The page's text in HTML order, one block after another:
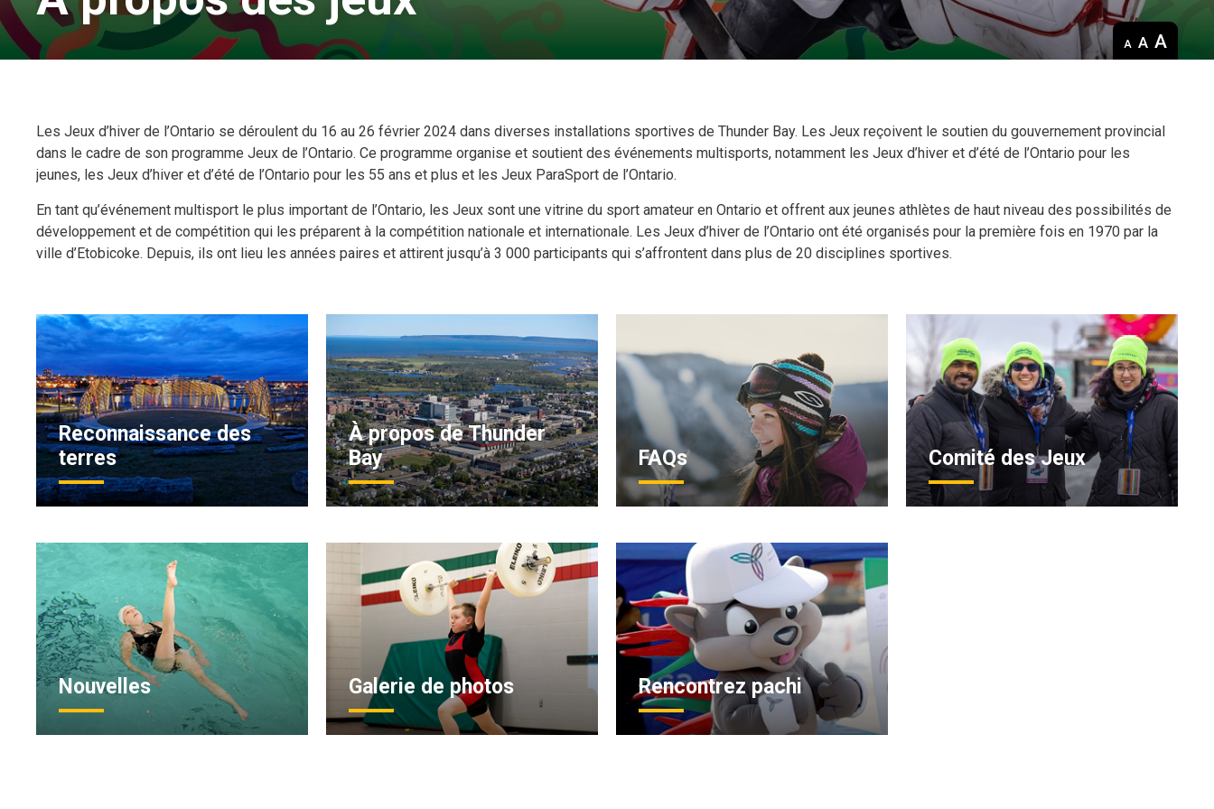
Decrease
text
Default
text
Increase
text
Les Jeux d’hiver de l’Ontario se déroulent du 16 au 26 février 2024 dans diverses installations sportives de Thunder Bay. Les Jeux reçoivent le soutien du gouvernement provincial
dans le cadre de son programme Jeux de l’Ontario. Ce programme organise et soutient des événements multisports, notamment les Jeux d’hiver et d’été de l’Ontario pour les
jeunes, les Jeux d’hiver et d’été de l’Ontario pour les 55 ans et plus et les Jeux ParaSport de l’Ontario.
En tant qu’événement multisport le plus important de l’Ontario, les Jeux sont une vitrine du sport amateur en Ontario et offrent aux jeunes athlètes de haut niveau des possibilités de
développement et de compétition qui les préparent à la compétition nationale et internationale. Les Jeux d’hiver de l’Ontario ont été organisés pour la première fois en 1970 par la
ville d’Etobicoke. Depuis, ils ont lieu les années paires et attirent jusqu’à 3 000 participants qui s’affrontent dans plus de 20 disciplines sportives.
Reconnaissance des
terres
À propos de Thunder
Bay
FAQs Comité des Jeux
Nouvelles Galerie de photos Rencontrez pachi